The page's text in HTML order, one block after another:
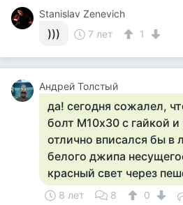
Stanislav Zenevich
))) 7 лет 1
Андрей Толстый
да! сегодня сожалел,
болт М10х30 с гайкой
отлично вписался бы в
белого джипа
красный свет через
8 лет 8
0